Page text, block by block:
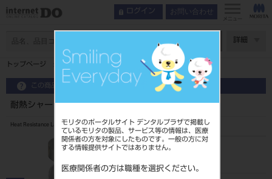
モリタのポータルサイト デンタルプラザで掲載し
ているモリタの製品、サービス等の情報は、医療
関係者の方を対象にしたものです。一般の方に対
する情報提供サイトではありません。
医療関係者の方は職種を選択ください。
ログイン お問い合わせ
メニュー
詳細
トップページ 耐熱シャーレ60
この商品に関するお問い合わせ
耐熱シャーレ60
Heat Resistance Laboratory Dish
品目コード